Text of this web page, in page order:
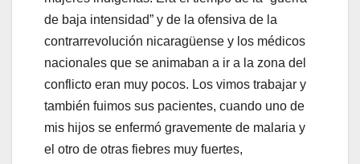
de baja intensidad” y de la ofensiva de la
contrarrevolución nicaragüense y los médicos
nacionales que se animaban a ir a la zona del
conflicto eran muy pocos. Los vimos trabajar y
también fuimos sus pacientes, cuando uno de
mis hijos se enfermó gravemente de malaria y
el otro de otras fiebres muy fuertes,